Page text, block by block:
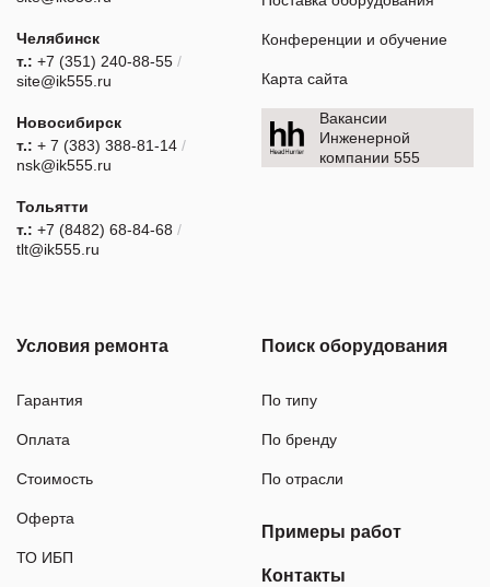
Челябинск
т.: +7 (351) 240-88-55 /
site@ik555.ru
Новосибирск
т.: + 7 (383) 388-81-14 /
nsk@ik555.ru
Тольятти
т.: +7 (8482) 68-84-68 /
tlt@ik555.ru
Конференции и обучение
Карта сайта
Вакансии
Инженерной
компании 555
Условия ремонта
Гарантия
Оплата
Стоимость
Оферта
ТО ИБП
Поиск оборудования
По типу
По бренду
По отрасли
Примеры работ
Контакты